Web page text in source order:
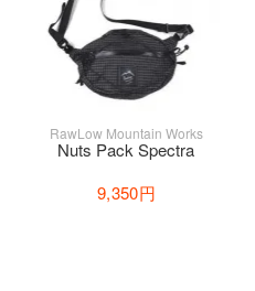
RawLow Mountain Works
Nuts Pack Spectra
9,350円